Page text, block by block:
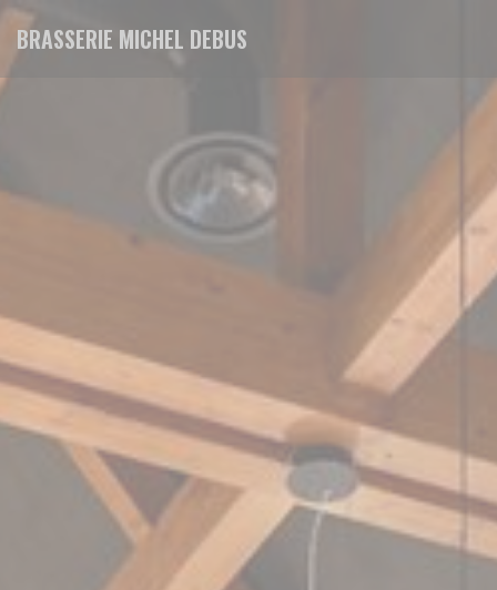
Personnalisation de vos choix en matière de cookies
BRASSERIE MICHEL DEBUS